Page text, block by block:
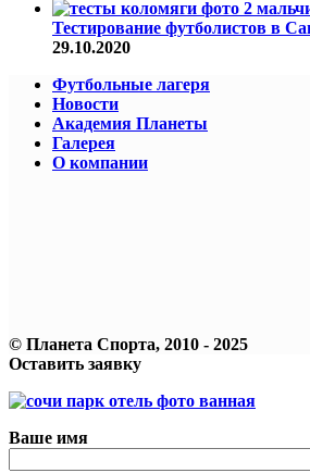
Тестирование футболистов в
29.10.2020
Футбольные лагеря
Новости
Академия Планеты
Галерея
О компании
© Планета Спорта, 2010 - 2025
Оставить заявку
Ваше имя